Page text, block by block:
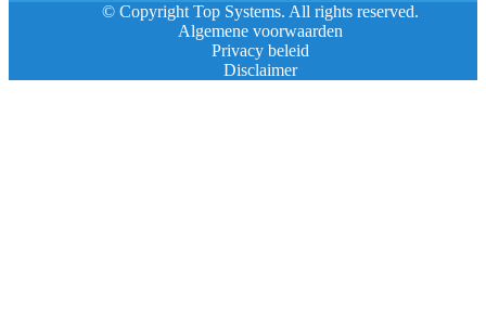
© Copyright Top Systems. All rights reserved.
Algemene voorwaarden
Privacy beleid
Disclaimer